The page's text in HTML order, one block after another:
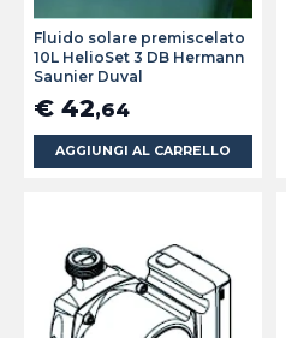
Fluido solare premiscelato
10L HelioSet 3 DB Hermann
Saunier Duval
€ 42,64
AGGIUNGI AL CARRELLO